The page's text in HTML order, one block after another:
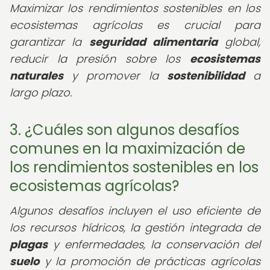
Maximizar los rendimientos sostenibles en los
ecosistemas agrícolas es crucial para
garantizar la seguridad alimentariaglobal,
reducir la presión sobre los ecosistemas
naturalesy promover la sostenibilidada
largo plazo.
3. ¿Cuáles son algunos desafíos
comunes en la maximización de
los rendimientos sostenibles en los
ecosistemas agrícolas?
Algunos desafíos incluyen el uso eficiente de
los recursos hídricos, la gestión integrada de
plagasy enfermedades, la conservación del
sueloy la promoción de prácticas agrícolas